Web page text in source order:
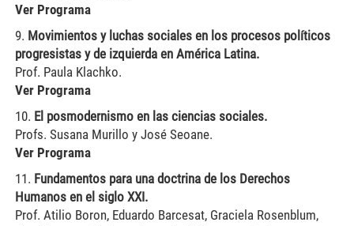
Ver Programa
9. Movimientos y luchas sociales en los procesos políticos
progresistas y de izquierda en América Latina.
Prof. Paula Klachko.
Ver Programa
10. El posmodernismo en las ciencias sociales.
Profs. Susana Murillo y José Seoane.
Ver Programa
11. Fundamentos para una doctrina de los Derechos
Humanos en el siglo XXI.
Prof. Atilio Boron, Eduardo Barcesat, Graciela Rosenblum,